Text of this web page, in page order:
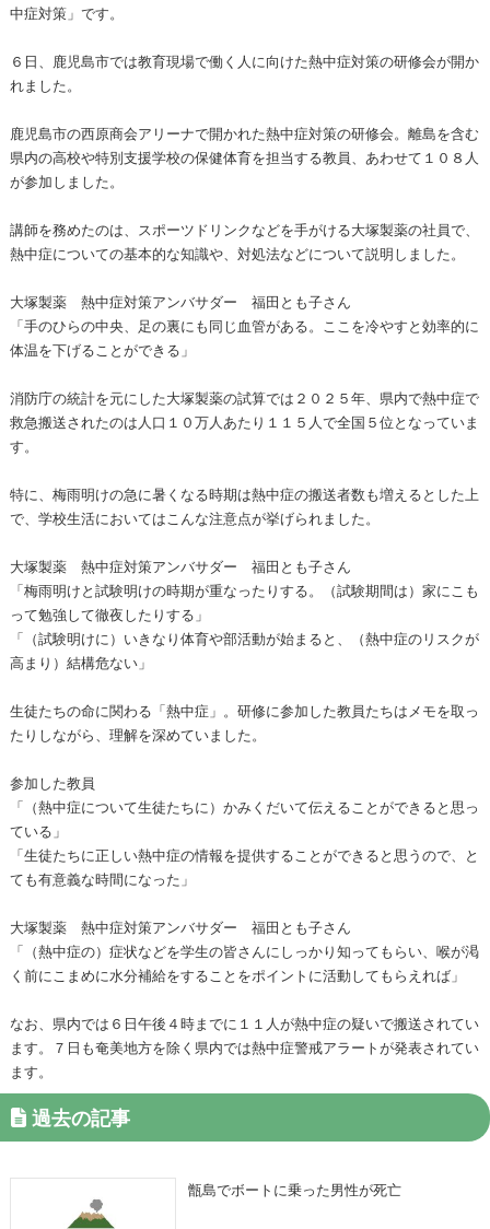
中症対策」です。
６日、鹿児島市では教育現場で働く人に向けた熱中症対策の研修会が開か
れました。
鹿児島市の西原商会アリーナで開かれた熱中症対策の研修会。離島を含む
県内の高校や特別支援学校の保健体育を担当する教員、あわせて１０８人
が参加しました。
講師を務めたのは、スポーツドリンクなどを手がける大塚製薬の社員で、
熱中症についての基本的な知識や、対処法などについて説明しました。
大塚製薬 熱中症対策アンバサダー 福田とも子さん
「手のひらの中央、足の裏にも同じ血管がある。ここを冷やすと効率的に
体温を下げることができる」
消防庁の統計を元にした大塚製薬の試算では２０２５年、県内で熱中症で
救急搬送されたのは人口１０万人あたり１１５人で全国５位となっていま
す。
特に、梅雨明けの急に暑くなる時期は熱中症の搬送者数も増えるとした上
で、学校生活においてはこんな注意点が挙げられました。
大塚製薬 熱中症対策アンバサダー 福田とも子さん
「梅雨明けと試験明けの時期が重なったりする。（試験期間は）家にこも
って勉強して徹夜したりする」
「（試験明けに）いきなり体育や部活動が始まると、（熱中症のリスクが
高まり）結構危ない」
生徒たちの命に関わる「熱中症」。研修に参加した教員たちはメモを取っ
たりしながら、理解を深めていました。
参加した教員
「（熱中症について生徒たちに）かみくだいて伝えることができると思っ
ている」
「生徒たちに正しい熱中症の情報を提供することができると思うので、と
ても有意義な時間になった」
大塚製薬 熱中症対策アンバサダー 福田とも子さん
「（熱中症の）症状などを学生の皆さんにしっかり知ってもらい、喉が渇
く前にこまめに水分補給をすることをポイントに活動してもらえれば」
なお、県内では６日午後４時までに１１人が熱中症の疑いで搬送されてい
ます。７日も奄美地方を除く県内では熱中症警戒アラートが発表されてい
ます。
過去の記事
甑島でボートに乗った男性が死亡